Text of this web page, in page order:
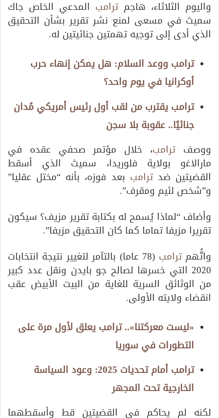
واليوم الثلاثاء، هاجم ترامب المدعي الخاص جاك
سميث في مسعى لمنع نشر تقرير بشأن التحقيق
الذي أدى إلى توجيه تهمتين جنائيتين له.
ترامب ووعد السلام: هل يمكن إنهاء حرب
أوكرانيا في يوم واحد؟
ترامب يقترب من لقب أول رئيس أمريكي مُدان
جنائيًا.. عقوبة بلا سجن
ووصف ترامب، خلال مؤتمر صحفي عقده في
مارالاغو بولاية فلوريدا، سميث الذي أسقط
القضيتين ضدترامب بعد فوزه، بأنه “مختل عقليا”
و”شخص لئيم ومقرف”.
وأضاف “لماذا يُسمح له بكتابة تقرير مزيف؟ سيكون
تقريرا مزيفا تماما كما كان التحقيق مزيفا”.
واتُّهمترامب
(78 عاما) بالتآمر لتغيير نتيجة انتخابات
2020 التي خسرها لصالح جو بايدن ونقل عدد كبير
من الوثائق السرية للغاية من البيت الأبيض عقب
انقضاء ولايته الأولى.
«ليست معركتنا».. ترامب يعلق لأول مرة على
التطورات في سوريا
ترامب أمام تحديات 2025: وعود السياسة
الخارجية تحت المجهر
لكنه لم يحاكم في القضيتين قط وأسقطهما